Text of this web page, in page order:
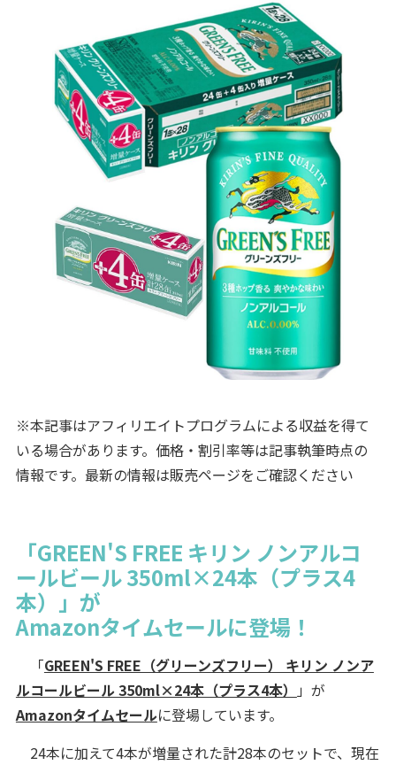
※本記事はアフィリエイトプログラムによる収益を得て
いる場合があります。価格・割引率等は記事執筆時点の
情報です。最新の情報は販売ページをご確認ください
「GREEN'S FREE キリン ノンアルコ
ールビール 350ml×24本（プラス4
本）」が
Amazonタイムセールに登場！
「GREEN'S FREE（グリーンズフリー） キリン ノンア
ルコールビール 350ml×24本（プラス4本）
」が
Amazonタイムセールに登場しています。
24本に加えて4本が増量された計28本のセットで、現在